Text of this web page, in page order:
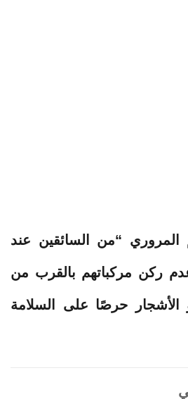
المروري “من السائقين عند
ركن مركباتهم بالقرب من
الأشجار حرصًا على السلامة